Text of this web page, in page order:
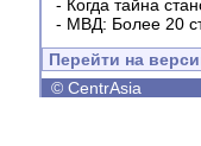
- Когда тайна
- МВД: Более 20
Перейти на
© CentrAsia